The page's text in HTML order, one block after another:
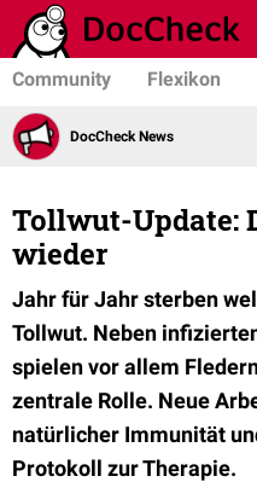
Community Flexikon
DocCheck News
Tollwut-Update:
wieder
Jahr für Jahr sterben
Tollwut. Neben
spielen vor allem
zentrale Rolle. Neue
natürlicher Immunität
Protokoll zur Therapie.